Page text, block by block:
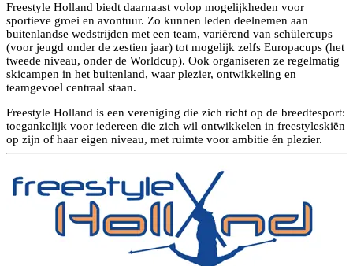
Freestyle Holland biedt daarnaast volop mogelijkheden voor
sportieve groei en avontuur. Zo kunnen leden deelnemen aan
buitenlandse wedstrijden met een team, variërend van schülercups
(voor jeugd onder de zestien jaar) tot mogelijk zelfs Europacups (het
tweede niveau, onder de Worldcup). Ook organiseren ze regelmatig
skicampen in het buitenland, waar plezier, ontwikkeling en
teamgevoel centraal staan.
Freestyle Holland is een vereniging die zich richt op de breedtesport:
toegankelijk voor iedereen die zich wil ontwikkelen in freestyleskiën
op zijn of haar eigen niveau, met ruimte voor ambitie én plezier.